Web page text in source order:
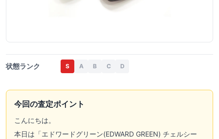
状態ランク S A B C D
今回の査定ポイント
こんにちは。
本日は「エドワードグリーン(EDWARD GREEN) チェルシー